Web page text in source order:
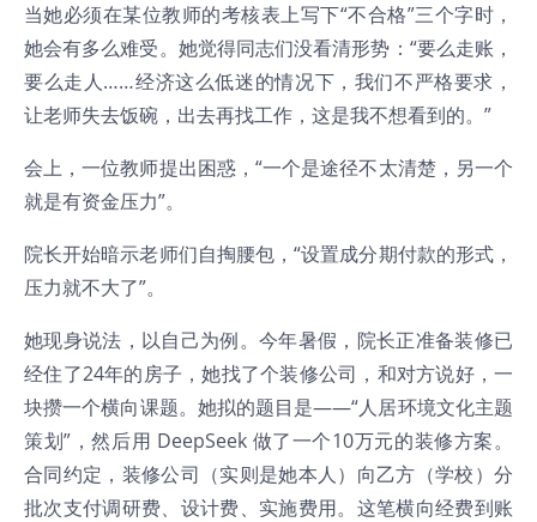
当她必须在某位教师的考核表上写下“不合格”三个字时，
她会有多么难受。她觉得同志们没看清形势：“要么走账，
要么走人……经济这么低迷的情况下，我们不严格要求，
让老师失去饭碗，出去再找工作，这是我不想看到的。”
会上，一位教师提出困惑，“一个是途径不太清楚，另一个
就是有资金压力”。
院长开始暗示老师们自掏腰包，“设置成分期付款的形式，
压力就不大了”。
她现身说法，以自己为例。今年暑假，院长正准备装修已
经住了24年的房子，她找了个装修公司，和对方说好，一
块攒一个横向课题。她拟的题目是——“人居环境文化主题
策划”，然后用 DeepSeek 做了一个10万元的装修方案。
合同约定，装修公司（实则是她本人）向乙方（学校）分
批次支付调研费、设计费、实施费用。这笔横向经费到账